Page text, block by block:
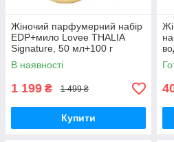
Жіночий парфумерний набір
EDP+мило Lovee THALIA
Signature, 50 мл+100 г
(Giorgio Armani - SI)
В наявності
1 199 ₴ 1 499 ₴
Купити